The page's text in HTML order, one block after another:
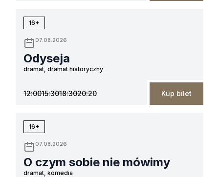
16+
07.08.2026
Odyseja
dramat, dramat historyczny
12:0015:3018:3020:20 Kup bilet
16+
07.08.2026
O czym sobie nie mówimy
dramat, komedia